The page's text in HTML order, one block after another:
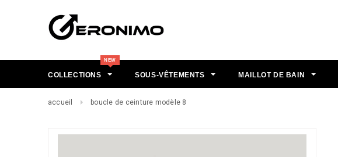
COLLECTIONS SOUS-VÊTEMENTS MAILLOT DE BAIN
accueil boucle de ceinture modèle 8